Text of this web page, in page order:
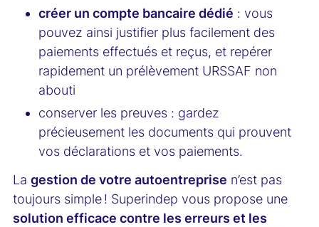
créer un compte bancaire dédié : vous
pouvez ainsi justifier plus facilement des
paiements effectués et reçus, et repérer
rapidement un prélèvement URSSAF non
abouti
conserver les preuves : gardez
précieusement les documents qui prouvent
vos déclarations et vos paiements.
La gestion de votre autoentreprise n’est pas
toujours simple ! Superindep vous propose une
solution efficace contre les erreurs et les